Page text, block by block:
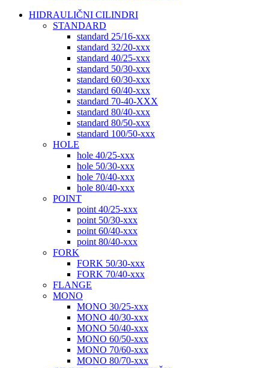
HIDRAULIČNI CILINDRI
STANDARD
standard 25/16-xxx
standard 32/20-xxx
standard 40/25-xxx
standard 50/30-xxx
standard 60/30-xxx
standard 60/40-xxx
standard 70-40-XXX
standard 80/40-xxx
standard 80/50-xxx
standard 100/50-xxx
HOLE
hole 40/25-xxx
hole 50/30-xxx
hole 70/40-xxx
hole 80/40-xxx
POINT
point 40/25-xxx
point 50/30-xxx
point 60/40-xxx
point 80/40-xxx
FORK
FORK 50/30-xxx
FORK 70/40-xxx
FLANGE
MONO
MONO 30/25-xxx
MONO 40/30-xxx
MONO 50/40-xxx
MONO 60/50-xxx
MONO 70/60-xxx
MONO 80/70-xxx